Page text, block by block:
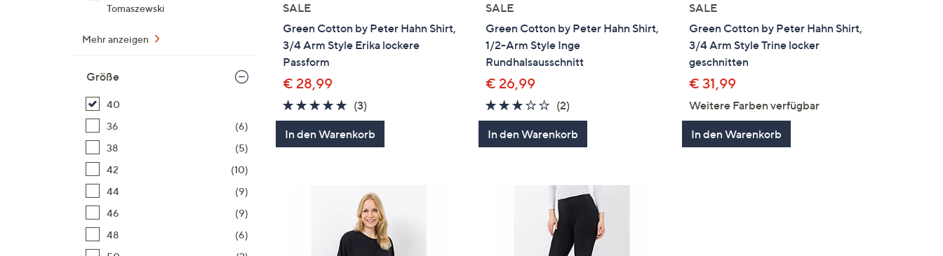
Tomaszewski
Mehr anzeigen
Größe
40
36
(6)
38
(5)
42
(10)
44
(9)
46
(9)
48
(6)
SALE
Green Cotton by Peter Hahn Shirt,
3/4 Arm Style Erika lockere
Passform
€ 28,99
4.7
von
5
(3)3
Bewertungen
In den Warenkorb
SALE
Green Cotton by Peter Hahn Shirt,
1/2-Arm Style Inge
Rundhalsausschnitt
€ 26,99
3.0
von
5
(2)
Bewertungen
In den Warenkorb
SALE
Green Cotton by Peter Hahn Shirt,
3/4 Arm Style Trine locker
geschnitten
€ 31,99
Weitere Farben verfügbar
In den Warenkorb